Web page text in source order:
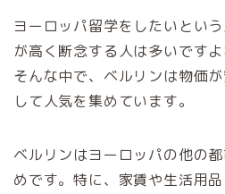
ヨーロッパ留学をしたいとい
が高く断念する人は多いですよ
そんな中で、ベルリンは物価
して人気を集めています。
ベルリンはヨーロッパの他の
めです。特に、家賃や生活用